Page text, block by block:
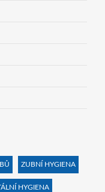
ZUBNÍ HYGIENA
HYGIENA